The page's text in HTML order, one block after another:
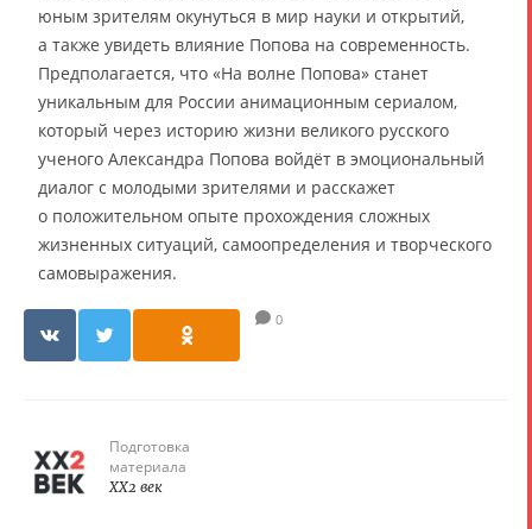
юным зрителям окунуться в мир науки и открытий,
а также увидеть влияние Попова на современность.
Предполагается, что «На волне Попова» станет
уникальным для России анимационным сериалом,
который через историю жизни великого русского
ученого Александра Попова войдёт в эмоциональный
диалог с молодыми зрителями и расскажет
о положительном опыте прохождения сложных
жизненных ситуаций, самоопределения и творческого
самовыражения.
0
Подготовка
материала
XX2 век